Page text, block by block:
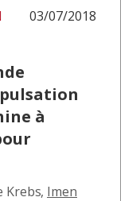
03/07/2018
à
Krebs, Imen